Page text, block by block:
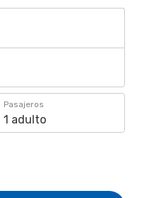
Pasajeros
1 adulto